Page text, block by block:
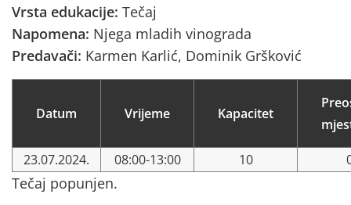
Vrsta edukacije: Tečaj
Napomena: Njega mladih vinograda
Predavači: Karmen Karlić, Dominik Gršković
Datum Vrijeme Kapacitet
23.07.2024. 08:00-13:00 10
Tečaj popunjen.